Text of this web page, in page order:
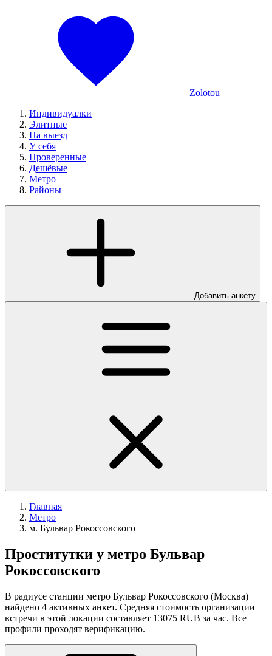
Zolotou
Индивидуалки
Элитные
На выезд
У себя
Проверенные
Дешёвые
Метро
Районы
Добавить анкету
Главная
Метро
м. Бульвар Рокоссовского
Проститутки у метро Бульвар
Рокоссовского
В радиусе станции метро Бульвар Рокоссовского (Москва)
найдено 4 активных анкет. Средняя стоимость организации
встречи в этой локации составляет 13075 RUB за час. Все
профили проходят верификацию.